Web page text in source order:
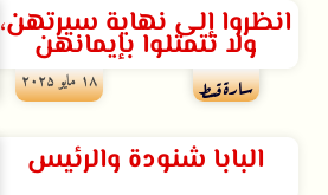
انظروا إلى نهاية سيرتهن،
ولا تتمثلوا بإيمانهن
سارة قسط ۱۸ مايو ۲۰۲۵
البابا شنودة والرئيس